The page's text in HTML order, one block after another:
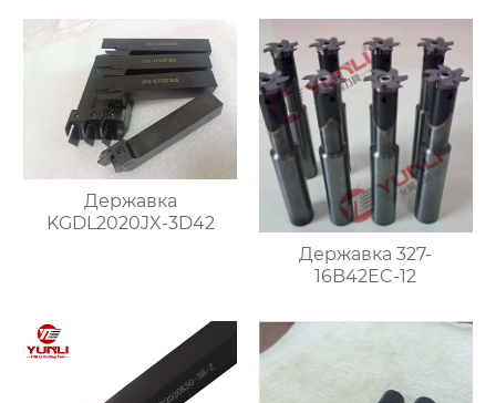
Державка
KGDL2020JX-3D42
Державка 327-
16B42EC-12